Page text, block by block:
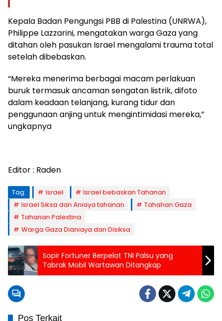
Kepala Badan Pengungsi PBB di Palestina (UNRWA),
Philippe Lazzarini, mengatakan warga Gaza yang
ditahan oleh pasukan Israel mengalami trauma total
setelah dibebaskan.
“Mereka menerima berbagai macam perlakuan
buruk termasuk ancaman sengatan listrik, difoto
dalam keadaan telanjang, kurang tidur dan
penggunaan anjing untuk mengintimidasi mereka,”
ungkapnya
Editor : Raden
Tag: Israel
Israel bebaskan Tahanan
Israel Siksa dan Aniaya tahanan
Tahahan Gaza
Tahanan Palestina
Warga Gaza Dianiaya dan Disiksa
Sopir Fortuner Berpelat TNI Palsu yang
Tabrak Mobil Wartawan Ditangkap
Pos Terkait